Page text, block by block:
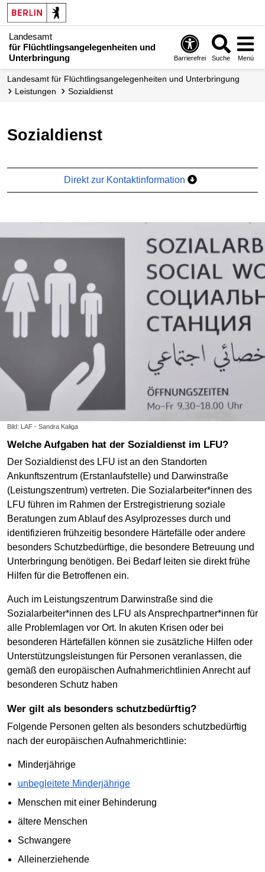
Landesamt
für Flüchtlingsangelegenheiten und
Unterbringung
Barrierefrei Suche Menü
Landesamt für Flüchtlingsangelegenheiten und Unterbringung
Leistungen
Sozialdienst
Sozialdienst
Direkt zur Kontaktinformation
Bild: LAF - Sandra Kaliga
Welche Aufgaben hat der Sozialdienst im LFU?
Der Sozialdienst des LFU ist an den Standorten
Ankunftszentrum (Erstanlaufstelle) und Darwinstraße
(Leistungszentrum) vertreten. Die Sozialarbeiter*innen des
LFU führen im Rahmen der Erstregistrierung soziale
Beratungen zum Ablauf des Asylprozesses durch und
identifizieren frühzeitig besondere Härtefälle oder andere
besonders Schutzbedürftige, die besondere Betreuung und
Unterbringung benötigen. Bei Bedarf leiten sie direkt frühe
Hilfen für die Betroffenen ein.
Auch im Leistungszentrum Darwinstraße sind die
Sozialarbeiter*innen des LFU als Ansprechpartner*innen für
alle Problemlagen vor Ort. In akuten Krisen oder bei
besonderen Härtefällen können sie zusätzliche Hilfen oder
Unterstützungsleistungen für Personen veranlassen, die
gemäß den europäischen Aufnahmerichtlinien Anrecht auf
besonderen Schutz haben
Wer gilt als besonders schutzbedürftig?
Folgende Personen gelten als besonders schutzbedürftig
nach der europäischen Aufnahmerichtlinie:
Minderjährige
unbegleitete Minderjährige
Menschen mit einer Behinderung
ältere Menschen
Schwangere
Alleinerziehende